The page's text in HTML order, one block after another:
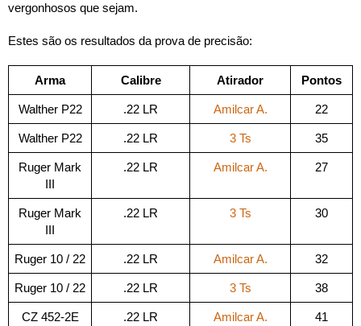
vergonhosos que sejam.
Estes são os resultados da prova de precisão:
Arma Calibre Atirador Pontos
Walther P22 .22 LR Amilcar A. 22
Walther P22 .22 LR 3 Ts 35
Ruger Mark
.22 LR Amilcar A. 27
Ruger Mark
.22 LR 3 Ts 30
Ruger 10 / 22 .22 LR Amilcar A. 32
Ruger 10 / 22 .22 LR 3 Ts 38
CZ 452-2E
.22 LR Amilcar A. 41